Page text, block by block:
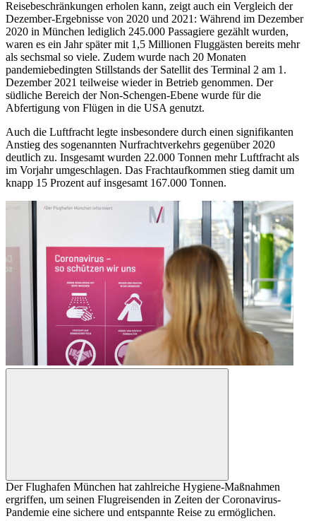
Reisebeschränkungen erholen kann, zeigt auch ein Vergleich der
Dezember-Ergebnisse von 2020 und 2021: Während im Dezember
2020 in München lediglich 245.000 Passagiere gezählt wurden,
waren es ein Jahr später mit 1,5 Millionen Fluggästen bereits mehr
als sechsmal so viele. Zudem wurde nach 20 Monaten
pandemiebedingten Stillstands der Satellit des Terminal 2 am 1.
Dezember 2021 teilweise wieder in Betrieb genommen. Der
südliche Bereich der Non-Schengen-Ebene wurde für die
Abfertigung von Flügen in die USA genutzt.
Auch die Luftfracht legte insbesondere durch einen signifikanten
Anstieg des sogenannten Nurfrachtverkehrs gegenüber 2020
deutlich zu. Insgesamt wurden 22.000 Tonnen mehr Luftfracht als
im Vorjahr umgeschlagen. Das Frachtaufkommen stieg damit um
knapp 15 Prozent auf insgesamt 167.000 Tonnen.
Der Flughafen München hat zahlreiche Hygiene-Maßnahmen
ergriffen, um seinen Flugreisenden in Zeiten der Coronavirus-
Pandemie eine sichere und entspannte Reise zu ermöglichen.